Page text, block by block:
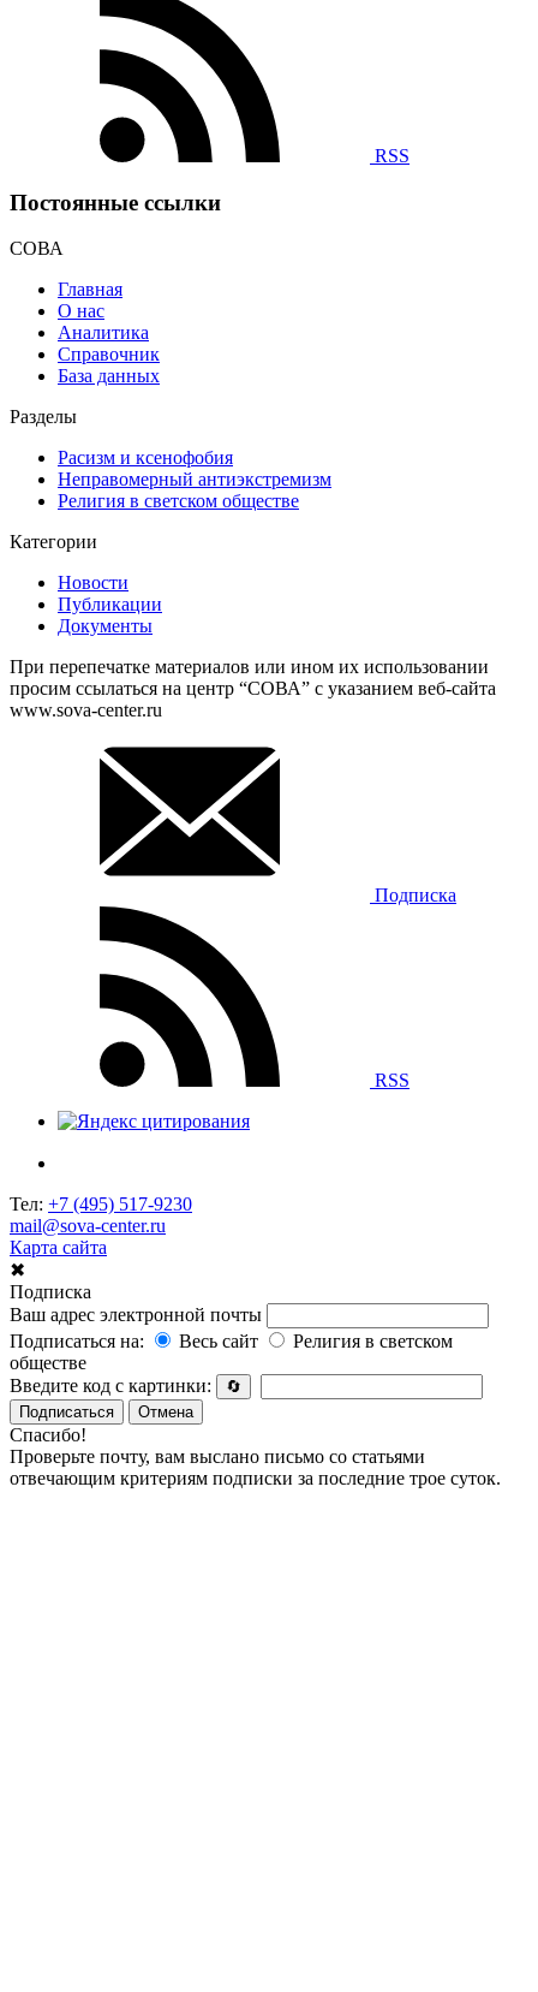
RSS
Постоянные ссылки
СОВА
Главная
О нас
Аналитика
Справочник
База данных
Разделы
Расизм и ксенофобия
Неправомерный антиэкстремизм
Религия в светском обществе
Категории
Новости
Публикации
Документы
При перепечатке материалов или ином их использовании
просим ссылаться на центр “СОВА” с указанием веб-сайта
www.sova-center.ru
Подписка
RSS
Тел: +7 (495) 517-9230
mail@sova-center.ru
Карта сайта
✖
Подписка
Ваш адрес электронной почты
Подписаться на:
Весь сайт
Религия в светском
обществе
Введите код с картинки:
🔄
Подписаться
Отмена
Спасибо!
Проверьте почту, вам выслано письмо со статьями
отвечающим критериям подписки за последние трое суток.